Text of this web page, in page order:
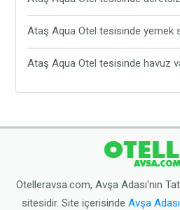
Tesiste evcil hayvanınız ile
Evet, Ataş Aqua Otel
bulunmaktadır. Araç ile gelen
Ataş Aqua Otel tesisinde yemek
Ataş Aqua Otel tesisinde
bulunmamaktadır. Tesis
Ataş Aqua Otel tesisinde havuz
Otelleravsa.com, Avşa Adası'nın
sitesidir. Site içerisinde Avşa Adası